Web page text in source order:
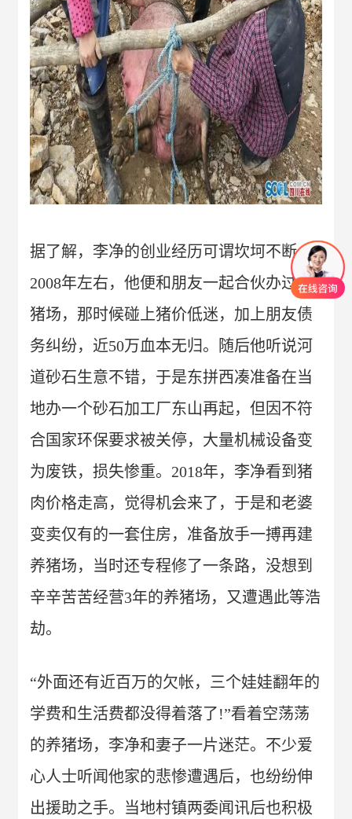
据了解，李净的创业经历可谓坎坷不断。
2008年左右，他便和朋友一起合伙办过养
猪场，那时候碰上猪价低迷，加上朋友债
务纠纷，近50万血本无归。随后他听说河
道砂石生意不错，于是东拼西凑准备在当
地办一个砂石加工厂东山再起，但因不符
合国家环保要求被关停，大量机械设备变
为废铁，损失惨重。2018年，李净看到猪
肉价格走高，觉得机会来了，于是和老婆
变卖仅有的一套住房，准备放手一搏再建
养猪场，当时还专程修了一条路，没想到
辛辛苦苦经营3年的养猪场，又遭遇此等浩
劫。
“外面还有近百万的欠帐，三个娃娃翻年的
学费和生活费都没得着落了!”看着空荡荡
的养猪场，李净和妻子一片迷茫。不少爱
心人士听闻他家的悲惨遭遇后，也纷纷伸
出援助之手。当地村镇两委闻讯后也积极